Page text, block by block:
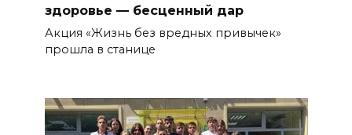
здоровье — бесценный дар
Акция «Жизнь без вредных привычек»
прошла в станице